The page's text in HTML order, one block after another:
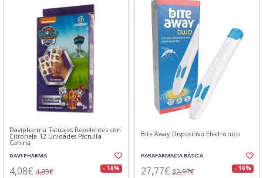
Davipharma Tatuajes Repelentes con
Citronela 12 Unidades Patrulla
Canina
DAVI PHARMA
4,08€ 4,85€ - 16%
Bite Away Dispositivo Electronico
PARAFARMACIA BÁSICA
27,77€ 32,97€ - 16%